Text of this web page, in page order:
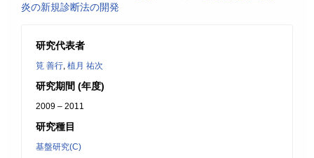
炎の新規診断法の開発
研究代表者
筧 善行, 植月 祐次
研究期間 (年度)
2009 – 2011
研究種目
基盤研究(C)